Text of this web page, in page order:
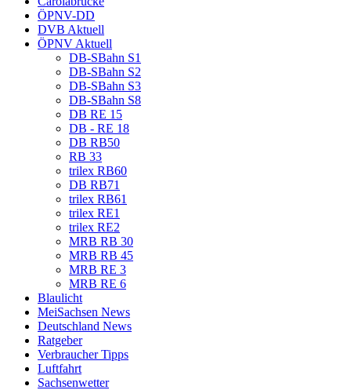
ÖPNV-DD
DVB Aktuell
ÖPNV Aktuell
DB-SBahn S1
DB-SBahn S2
DB-SBahn S3
DB-SBahn S8
DB RE 15
DB - RE 18
DB RB50
RB 33
trilex RB60
DB RB71
trilex RB61
trilex RE1
trilex RE2
MRB RB 30
MRB RB 45
MRB RE 3
MRB RE 6
Blaulicht
MeiSachsen News
Deutschland News
Ratgeber
Verbraucher Tipps
Luftfahrt
Sachsenwetter